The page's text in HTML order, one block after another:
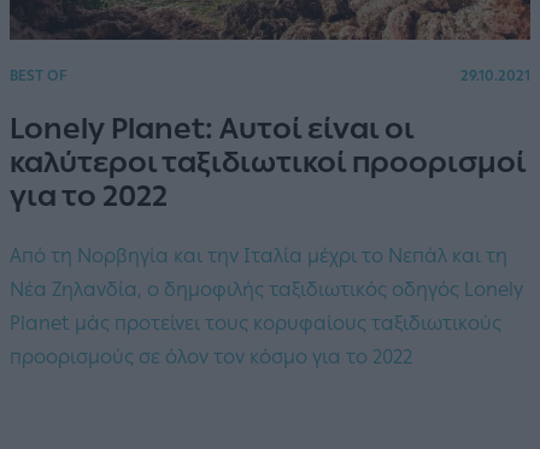
BEST OF 29.10.2021
Lonely Planet: Αυτοί είναι οι
καλύτεροι ταξιδιωτικοί προορισμοί
για το 2022
Από τη Νορβηγία και την Ιταλία μέχρι το Νεπάλ και τη
Νέα Ζηλανδία, ο δημοφιλής ταξιδιωτικός οδηγός Lonely
Planet μάς προτείνει τους κορυφαίους ταξιδιωτικούς
προορισμούς σε όλον τον κόσμο για το 2022